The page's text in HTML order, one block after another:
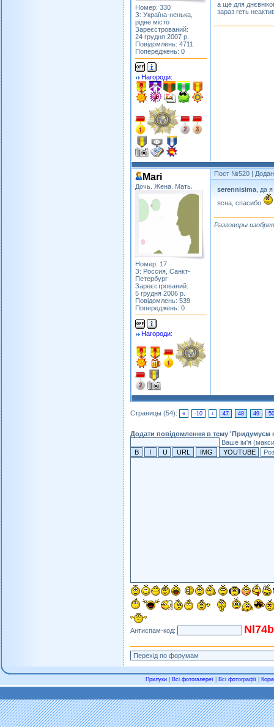
Номер: 330
З: Україна-ненька,
рідне місто
Зареєстрований:
24 грудня 2007 р.
Повідомлень: 4711
Попереджень: 0
Нагороди:
а ще для
зараз геть
Mari
Дочь. Жена. Мать.
Номер: 17
З: Россия, Санкт-
Петербург
Зареєстрований:
5 грудня 2006 р.
Повідомлень: 539
Попереджень: 0
Нагороди:
Пост №520 |
serennisima , да
ясна, спасибо
Разговоры
Страницы (54): « -10 ‹ 47 48 49 50
Додати повідомлення в тему 'Придумуєм
Ваше ім'я
Антиспам-код: Nl74b
Прилуки Всі фотогалереї Всі фотографії